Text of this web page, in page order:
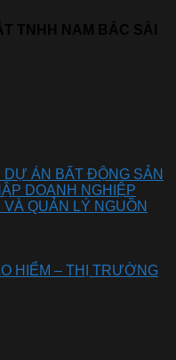
TNHH NAM BẮC SÀI
ÁN BẤT ĐỘNG SẢN
DOANH NGHIỆP
QUẢN LÝ NGUỒN
HIỂM – THỊ TRƯỜNG